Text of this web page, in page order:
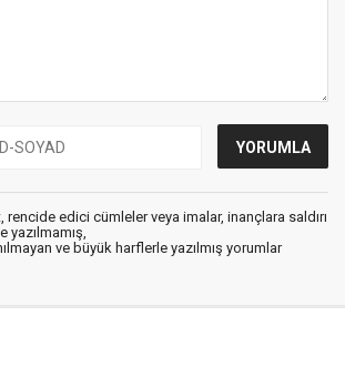
rencide edici cümleler veya imalar, inançlara saldırı
yazılmamış,
ve büyük harflerle yazılmış yorumlar